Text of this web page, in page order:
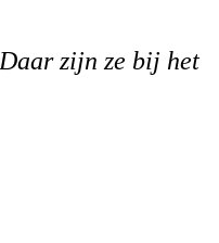
Daar zijn ze bij het